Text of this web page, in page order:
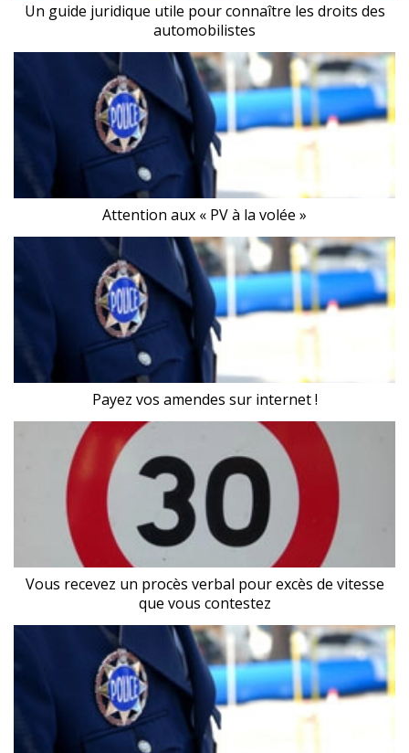
Un guide juridique utile pour connaître les droits des
automobilistes
Attention aux « PV à la volée »
Payez vos amendes sur internet !
Vous recevez un procès verbal pour excès de vitesse
que vous contestez